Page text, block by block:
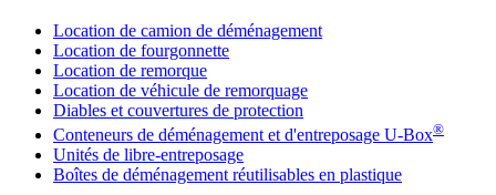
Location de camion de déménagement
Location de fourgonnette
Location de remorque
Location de véhicule de remorquage
Diables et couvertures de protection
Conteneurs de déménagement et d'entreposage U-Box®
Unités de libre-entreposage
Boîtes de déménagement réutilisables en plastique